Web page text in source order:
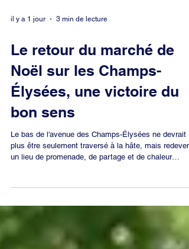
il y a 1 jour 3 min de lecture
Le retour du marché de
Noël sur les Champs-
Élysées, une victoire du
bon sens
Le bas de l'avenue des Champs-Élysées ne devrait
un lieu de promenade, de partage et de chaleur
une information "rafraîchissante" en cette période de
fortes chaleurs : près de dix ans après sa
le marché de Noël devrait faire son retour sur